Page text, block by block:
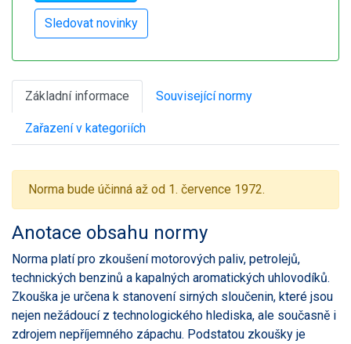
Základní informace Související normy
Zařazení v kategoriích
Norma bude účinná až od 1. července 1972.
Anotace obsahu normy
Norma platí pro zkoušení motorových paliv, petrolejů,
technických benzinů a kapalných aromatických uhlovodíků.
Zkouška je určena k stanovení sirných sloučenin, které jsou
nejen nežádoucí z technologického hlediska, ale současně i
zdrojem nepříjemného zápachu. Podstatou zkoušky je